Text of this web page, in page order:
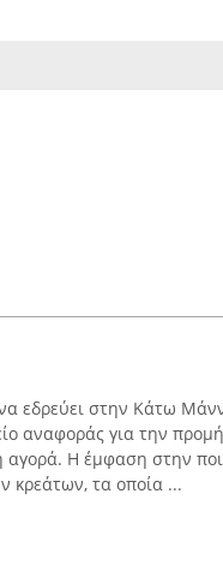
εδρεύει στην Κάτω
αναφοράς για την
αγορά. Η έμφαση στην
κρεάτων, τα οποία ...